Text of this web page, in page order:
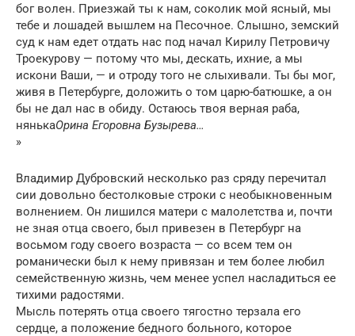
бог волен. Приезжай ты к нам, соколик мой ясный, мы
тебе и лошадей вышлем на Песочное. Слышно, земский
суд к нам едет отдать нас под начал Кирилу Петровичу
Троекурову — потому что мы, дескать, ихние, а мы
искони Ваши, — и отроду того не слы­хивали. Ты бы мог,
живя в Петербурге, доложить о том царю­-батюшке, а он
бы не дал нас в обиду. Остаюсь твоя верная раба,
нянькаОрина Егоровна Бузырева…
»
Владимир Дубровский несколько раз сряду перечитал
сии до­вольно бестолковые строки с необыкновенным
волнением. Он лишил­ся матери с малолетства и, почти
не зная отца своего, был привезен в Петербург на
восьмом году своего возраста — со всем тем он
романи­чески был к нему привязан и тем более любил
семейственную жизнь, чем менее успел насладиться ее
тихими радостями.
Мысль потерять отца своего тягостно терзала его
сердце, а поло­жение бедного больного, которое